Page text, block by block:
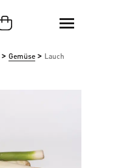
> Gemüse > Lauch